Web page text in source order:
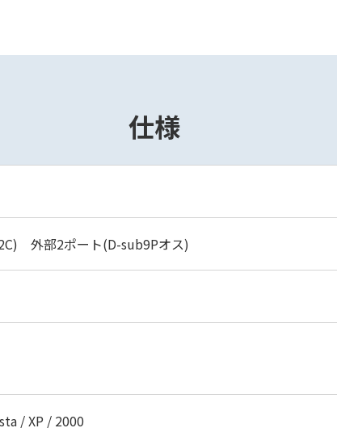
仕様
外部2ポート(D-sub9Pオス)
/ XP / 2000